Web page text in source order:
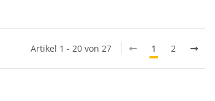
Artikel 1 - 20 von 27 1 2